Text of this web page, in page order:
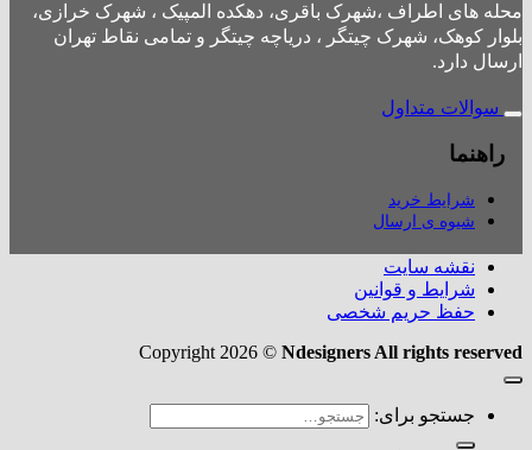
محله های اطراف ،شهرک باقری، دهکده المپیک ، شهرک خرازی،
بلوار کوهک، شهرک چیتگر ، دریاچه چیتگر و تمامی نقاط تهران
ارسال دارد.
سوالات متداول
راهنما
شرایط خرید
شیوه ی ارسال
نقشه سایت
شرایط و قوانین
حفظ حریم شخصی
Copyright 2026 © Ndesigners All rights reserved
جستجو برای: